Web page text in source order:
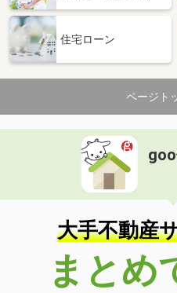
住宅ローン
ページト
大手不動産
まとめ